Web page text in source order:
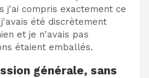
j'ai compris exactement ce
été discrètement
et je n'avais pas
étaient emballés.
générale, sans